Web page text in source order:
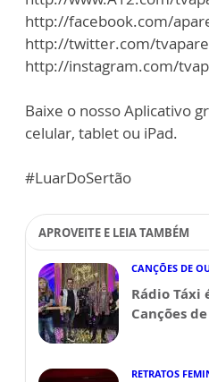
http://facebook.com/
http://twitter.com/
http://instagram.com/
Baixe o nosso Aplicativo
celular, tablet ou iPad.
#LuarDoSertão
APROVEITE E LEIA TAMBÉM
CANÇÕES DE
Rádio Táxi
Canções
RETRATOS